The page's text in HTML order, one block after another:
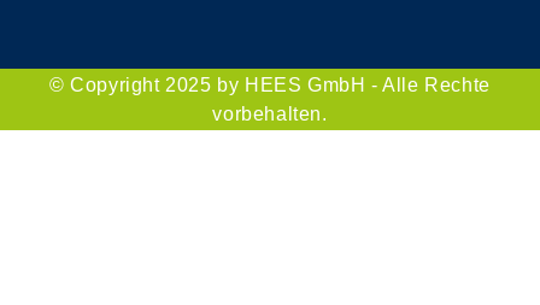
© Copyright 2025 by HEES GmbH - Alle Rechte
vorbehalten.